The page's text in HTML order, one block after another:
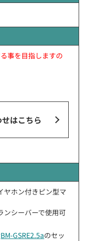
事を目指しますの
はこちら
ヤホン付きピン型マ
ンシーバーで使用可
BM-GSRE2.5aのセッ